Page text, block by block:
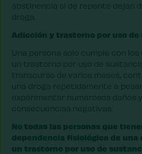
abstinencia si de repente dejan
droga.
Adicción y trastorno por uso
Una persona solo cumple con
un trastorno por uso de
transcurso de varios meses,
una droga repetidamente a
experimentar numerosos daños y
consecuencias negativas.
No todas las personas que
dependencia fisiológica de una
un trastorno por uso de